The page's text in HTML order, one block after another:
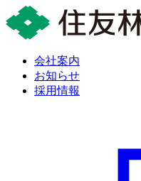
会社案内
お知らせ
採用情報